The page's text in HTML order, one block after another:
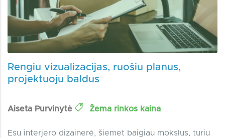
Rengiu vizualizacijas, ruošiu planus,
projektuoju baldus
Aiseta Purvinytė Žema rinkos kaina
Esu interjero dizainerė, šiemet baigiau mokslus, turiu